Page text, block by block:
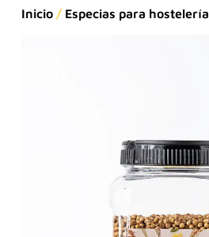
Inicio/ Especias para hostelería